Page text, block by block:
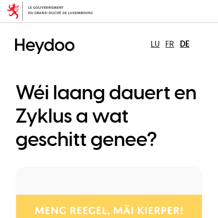
Direkt
zum
LU
FR DE
Wéi laang dauert en
Zyklus a wat
geschitt genee?